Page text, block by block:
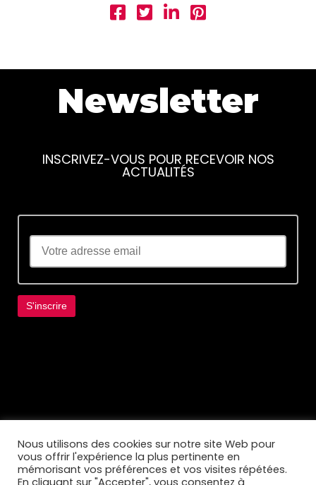
Newsletter
INSCRIVEZ-VOUS POUR RECEVOIR NOS
ACTUALITÉS
Nous utilisons des cookies sur notre site Web pour
vous offrir l'expérience la plus pertinente en
mémorisant vos préférences et vos visites répétées.
En cliquant sur "Accepter", vous consentez à